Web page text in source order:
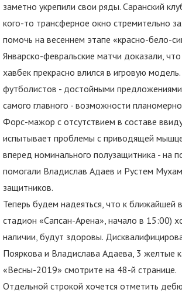
заметно укрепили свои ряды. Саранский
кого-то трансферное окно стремительно
помочь на весеннем этапе «красно-бело-
Январско-февральские матчи доказали,
хавбек прекрасно влился в игровую
футболистов - достойными
самого главного - возможности
Форс-мажор с отсутствием в составе
испытывает проблемы с приводящей
вперед номинального полузащитника - на
помогали Владислав Адаев и Рустем
защитников.
Теперь будем надеяться, что к ближайшей
стадион «Сапсан-Арена», начало в 15:00)
наличии, будут здоровы.
Пояркова и Владислава Адаева, 3 желтые
«Весны-2019» смотрите на 48-й странице.
Отдельной строкой хочется отметить